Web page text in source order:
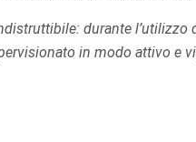
durante l’utilizzo
in modo attivo e